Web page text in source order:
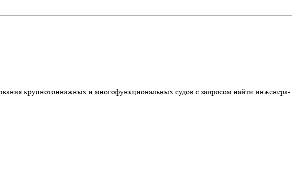
крупнотоннажных и многофункциональных судов с запросом найти инженера-